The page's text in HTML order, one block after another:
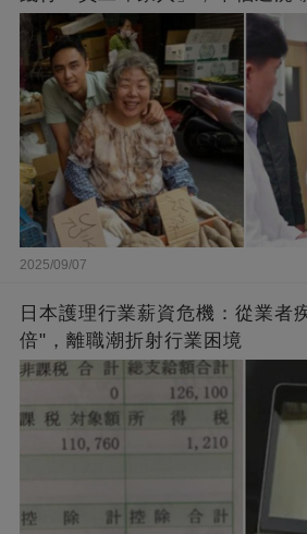
闆的福報
2025/09/07
日本護理行業薪資危機：從業者
倍"，離職潮折射行業困境